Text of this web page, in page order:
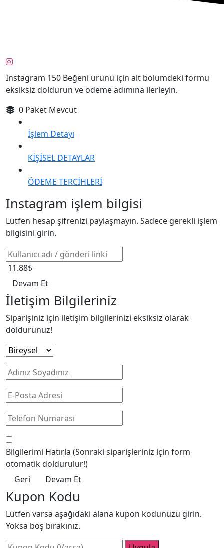
Instagram 150 Beğeni ürünü için alt bölümdeki formu
eksiksiz doldurun ve ödeme adımına ilerleyin.
0 Paket Mevcut
İşlem Detayı
KİŞİSEL DETAYLAR
ÖDEME TERCİHLERİ
Instagram işlem bilgisi
Lütfen hesap şifrenizi paylaşmayın. Sadece gerekli işlem
bilgisini girin.
11.88₺
Devam Et
İletişim Bilgileriniz
Siparişiniz için iletişim bilgilerinizi eksiksiz olarak
doldurunuz!
Bilgilerimi Hatırla (Sonraki siparişleriniz için form
otomatik doldurulur!)
Geri
Devam Et
Kupon Kodu
Lütfen varsa aşağıdaki alana kupon kodunuzu girin.
Yoksa boş bırakınız.